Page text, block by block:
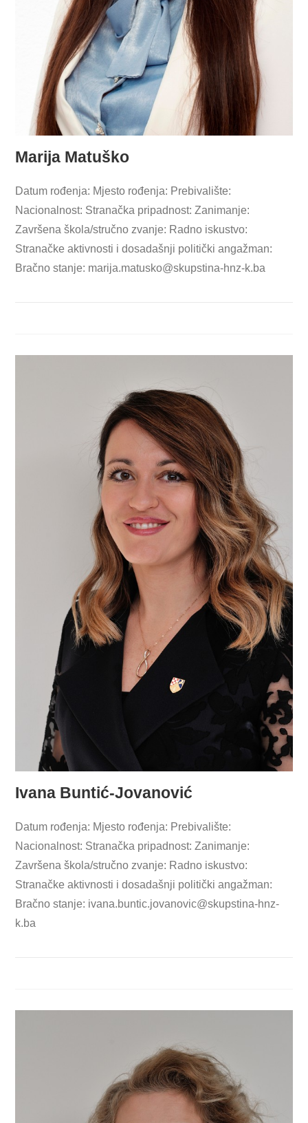
Marija Matuško
Datum rođenja: Mjesto rođenja: Prebivalište:
Nacionalnost: Stranačka pripadnost: Zanimanje:
Završena škola/stručno zvanje: Radno iskustvo:
Stranačke aktivnosti i dosadašnji politički angažman:
Bračno stanje: marija.matusko@skupstina-hnz-k.ba
Ivana Buntić-Jovanović
Datum rođenja: Mjesto rođenja: Prebivalište:
Nacionalnost: Stranačka pripadnost: Zanimanje:
Završena škola/stručno zvanje: Radno iskustvo:
Stranačke aktivnosti i dosadašnji politički angažman:
Bračno stanje: ivana.buntic.jovanovic@skupstina-hnz-
k.ba